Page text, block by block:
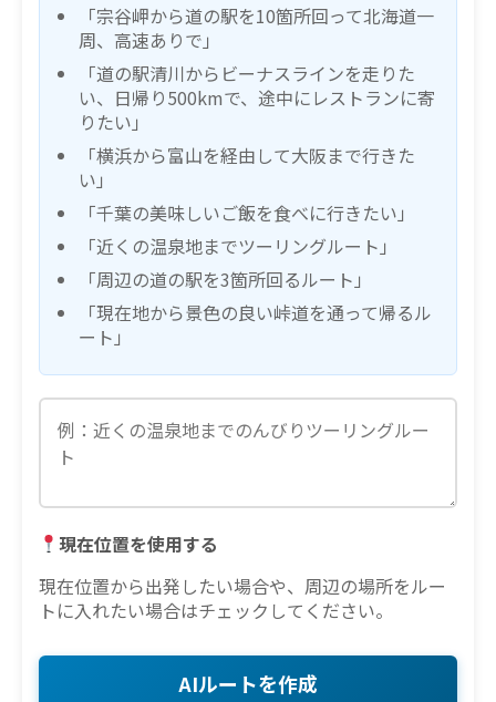
「宗谷岬から道の駅を10箇所回って北海道一
周、高速ありで」
「道の駅清川からビーナスラインを走りた
い、日帰り500kmで、途中にレストランに寄
りたい」
「横浜から富山を経由して大阪まで行きた
い」
「千葉の美味しいご飯を食べに行きたい」
「近くの温泉地までツーリングルート」
「周辺の道の駅を3箇所回るルート」
「現在地から景色の良い峠道を通って帰るル
ート」
現在位置を使用する
現在位置から出発したい場合や、周辺の場所をルー
トに入れたい場合はチェックしてください。
AIルートを作成